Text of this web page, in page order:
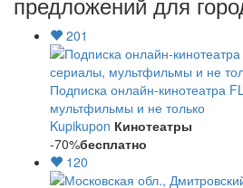
201
Подписка онлайн-кинотеатра
мультфильмы и не только
Kupikupon Кинотеатры
-70%бесплатно
120